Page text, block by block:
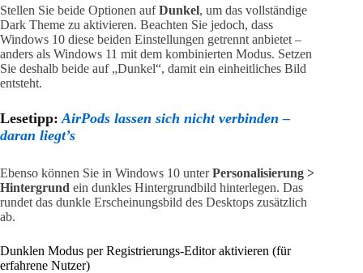
Stellen Sie beide Optionen aufDunkel, um das vollständige
Dark Theme zu aktivieren. Beachten Sie jedoch, dass
Windows 10 diese beiden Einstellungen getrennt anbietet –
anders als Windows 11 mit dem kombinierten Modus. Setzen
Sie deshalb beide auf „Dunkel“, damit ein einheitliches Bild
entsteht.
Lesetipp: AirPods lassen sich nicht verbinden –
daran liegt’s
Ebenso können Sie in Windows 10 unterPersonalisierung >
Hintergrund ein dunkles Hintergrundbild hinterlegen. Das
rundet das dunkle Erscheinungsbild des Desktops zusätzlich
ab.
Dunklen Modus per Registrierungs-Editor aktivieren (für
erfahrene Nutzer)